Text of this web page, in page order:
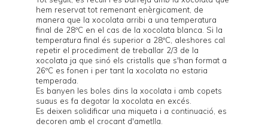
hem reservat tot remenant enèrgicament, de
manera que la xocolata arribi a una temperatura
final de 28ºC en el cas de la xocolata blanca. Si la
temperatura final és superior a 28ºC, aleshores cal
repetir el procediment de treballar 2/3 de la
xocolata ja que sinó els cristalls que s'han format a
26ºC es fonen i per tant la xocolata no estaria
temperada.
Es banyen les boles dins la xocolata i amb copets
suaus es fa degotar la xocolata en excés.
Es deixen solidificar una miqueta i a continuació, es
decoren amb el crocant d'ametlla.